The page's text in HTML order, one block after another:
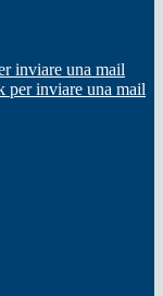
inviare una mail
per inviare una mail